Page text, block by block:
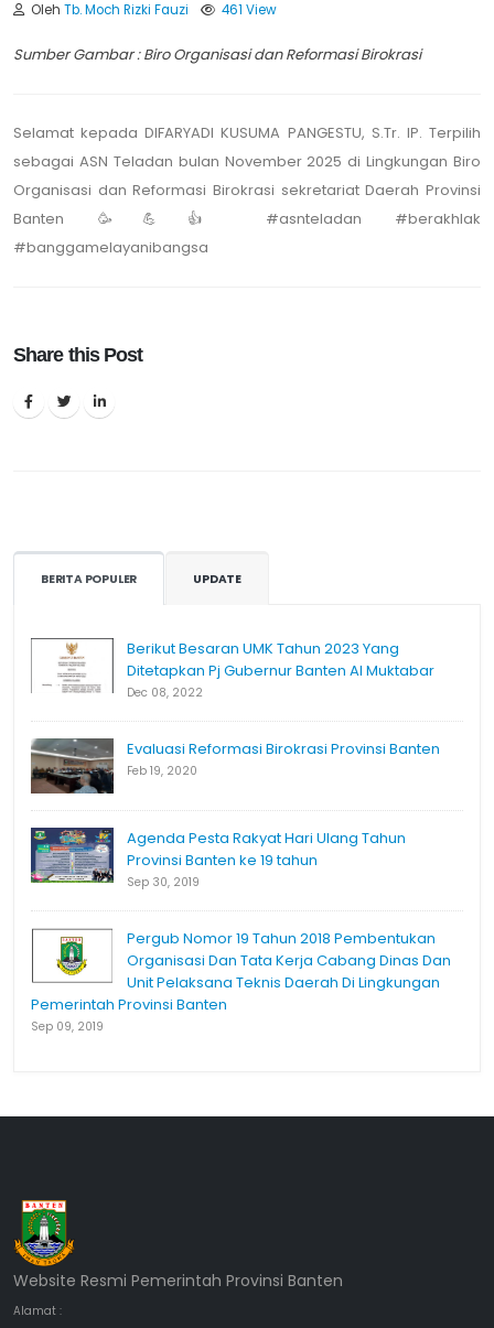
Oleh Tb. Moch Rizki Fauzi 461 View
Sumber Gambar : Biro Organisasi dan Reformasi Birokrasi
Selamat kepada DIFARYADI KUSUMA PANGESTU, S.Tr. IP. Terpilih
sebagai ASN Teladan bulan November 2025 di Lingkungan Biro
Organisasi dan Reformasi Birokrasi sekretariat Daerah Provinsi
Banten 🥳💪👍 #asnteladan #berakhlak
#banggamelayanibangsa
Share this Post
BERITA POPULER UPDATE
Berikut Besaran UMK Tahun 2023 Yang
Ditetapkan Pj Gubernur Banten Al Muktabar
Dec 08, 2022
Evaluasi Reformasi Birokrasi Provinsi Banten
Feb 19, 2020
Agenda Pesta Rakyat Hari Ulang Tahun
Provinsi Banten ke 19 tahun
Sep 30, 2019
Pergub Nomor 19 Tahun 2018 Pembentukan
Organisasi Dan Tata Kerja Cabang Dinas Dan
Unit Pelaksana Teknis Daerah Di Lingkungan
Pemerintah Provinsi Banten
Sep 09, 2019
Website Resmi Pemerintah Provinsi Banten
Alamat :